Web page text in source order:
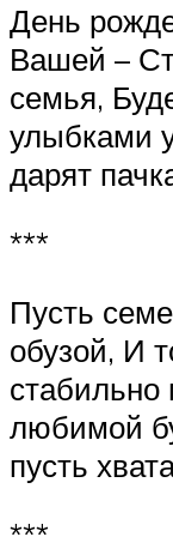
День
Вашей –
семья,
улыбками
дарят
***
Пусть
обузой, И
любимой
пусть
***